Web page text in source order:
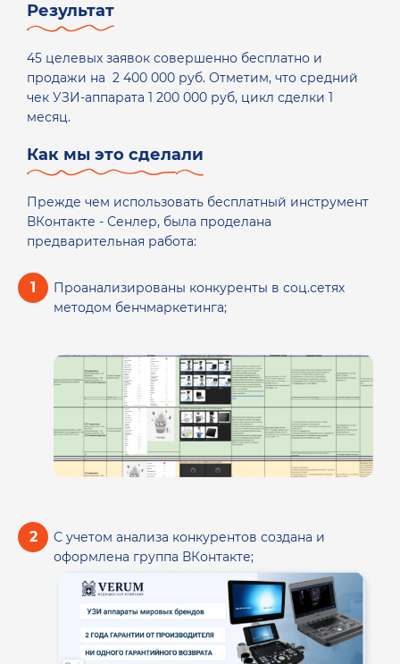
Результат
45 целевых заявок совершенно бесплатно и
продажи на 2 400 000 руб. Отметим, что средний
чек УЗИ-аппарата 1 200 000 руб, цикл сделки 1
месяц.
Как мы это сделали
Прежде чем использовать бесплатный инструмент
ВКонтакте - Сенлер, была проделана
предварительная работа:
Проанализированы конкуренты в соц.сетях
методом бенчмаркетинга;
С учетом анализа конкурентов создана и
оформлена группа ВКонтакте;